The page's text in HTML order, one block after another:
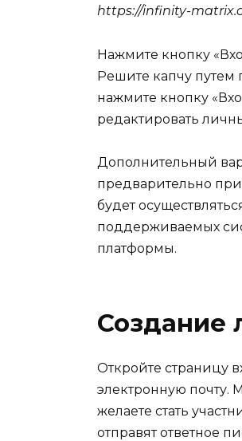
https://infinity-
Нажмите кнопку
Решите капчу путем
нажмите кнопку
редактировать
Дополнительный
предварительно
будет
поддерживаемых
платформы.
Создание
Откройте страницу
электронную почту.
желаете стать
отправят ответное